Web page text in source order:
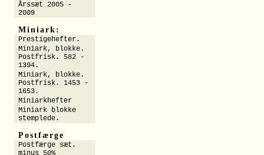
Årssæt 2005 -
2009
Miniark:
Prestigehefter.
Miniark, blokke.
Postfrisk. 582 -
1394.
Miniark, blokke.
Postfrisk. 1453 -
1653.
Miniarkhefter
Miniark blokke
stemplede.
Postfærge
Postfærge sæt.
minus 50%